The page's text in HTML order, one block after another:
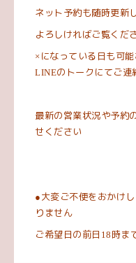
ネット予約も随時更新
よろしければご覧くだ
× になっている日も可
LINEのトークにてご連
最新の営業状況や予約
せください
● 大変ご不便をおかけ
りません
ご希望日の前日 18 時ま